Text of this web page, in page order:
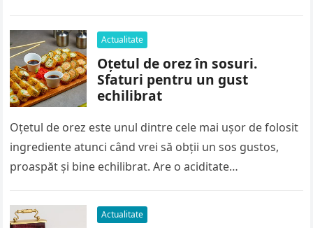
Actualitate
Oțetul de orez în sosuri.
Sfaturi pentru un gust
echilibrat
Oțetul de orez este unul dintre cele mai ușor de folosit
ingrediente atunci când vrei să obții un sos gustos,
proaspăt și bine echilibrat. Are o aciditate…
Actualitate